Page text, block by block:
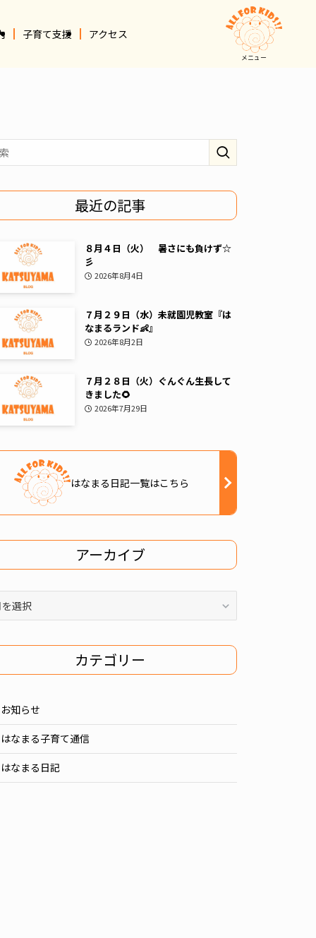
子育て支援 アクセス
メニュー
最近の記事
８月４日（火） 暑さにも負けず☆
彡
2026年8月4日
７月２９日（水）未就園児教室『は
なまるランド👶』
2026年8月2日
７月２８日（火）ぐんぐん生長して
きました🌻
2026年7月29日
はなまる日記一覧はこちら
アーカイブ
カテゴリー
お知らせ
はなまる子育て通信
はなまる日記